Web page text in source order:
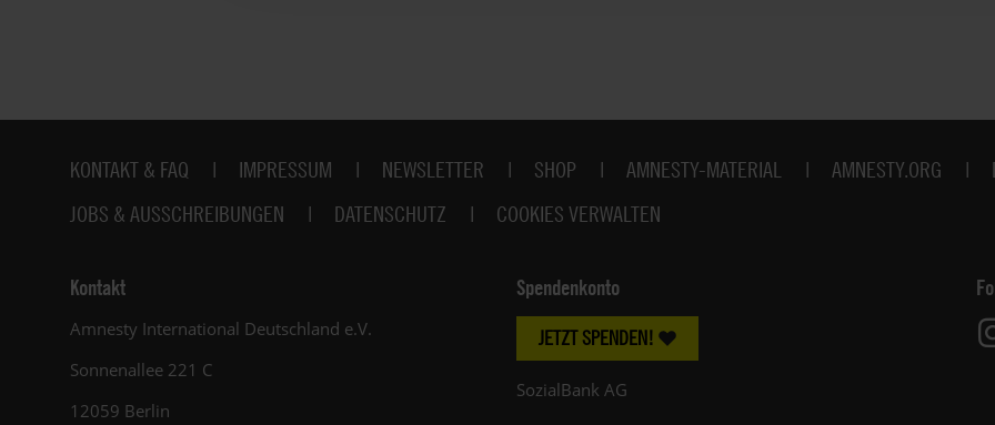
Fußbereich
KONTAKT & FAQ IMPRESSUM NEWSLETTER SHOP AMNESTY-MATERIAL AMNESTY.ORG
JOBS & AUSSCHREIBUNGEN
DATENSCHUTZ COOKIES VERWALTEN
Kontakt
Amnesty International Deutschland e.V.
Sonnenallee 221 C
12059 Berlin
Spendenkonto
JETZT SPENDEN!
SozialBank AG